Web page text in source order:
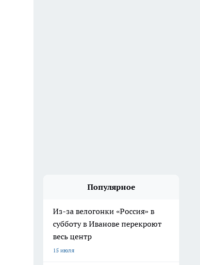
Популярное
Из-за велогонки «Россия» в
субботу в Иванове перекроют
весь центр
15 июля